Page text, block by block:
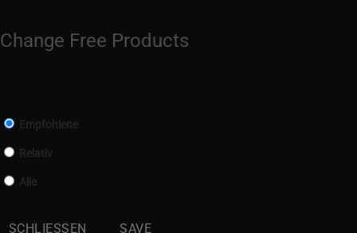
Change Free Products
Empfohlene
Relativ
Alle
SCHLIESSEN SAVE